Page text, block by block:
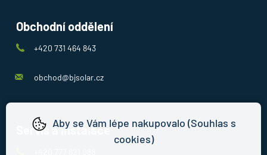
Obchodní oddělení
+420 731 464 843
obchod@bjsolar.cz
Servis a instalace
Aby se Vám lépe nakupovalo (Souhlas s
cookies)